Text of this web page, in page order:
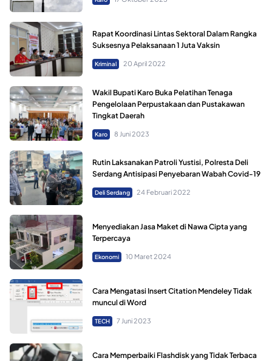
Rapat Koordinasi Lintas Sektoral Dalam Rangka
Suksesnya Pelaksanaan 1 Juta Vaksin
Kriminal 20 April 2022
Wakil Bupati Karo Buka Pelatihan Tenaga
Pengelolaan Perpustakaan dan Pustakawan
Tingkat Daerah
Karo 8 Juni 2023
Rutin Laksanakan Patroli Yustisi, Polresta Deli
Serdang Antisipasi Penyebaran Wabah Covid-19
Deli Serdang 24 Februari 2022
Menyediakan Jasa Maket di Nawa Cipta yang
Terpercaya
Ekonomi 10 Maret 2024
Cara Mengatasi Insert Citation Mendeley Tidak
muncul di Word
TECH 7 Juni 2023
Cara Memperbaiki Flashdisk yang Tidak Terbaca